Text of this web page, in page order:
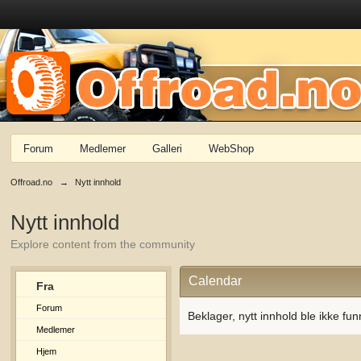
Forum Medlemer Galleri WebShop
Offroad.no → Nytt innhold
Nytt innhold
Explore content from the community
Fra
Forum
Medlemer
Hjem
Calendar
Beklager, nytt innhold ble ikke